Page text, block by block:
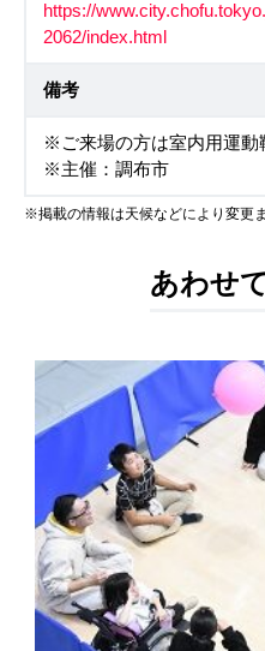
https://
2062/index.html
備考
※ご来場の方は室内用運動
※主催：調布市
※掲載の情報は天候などにより変更
あわせ